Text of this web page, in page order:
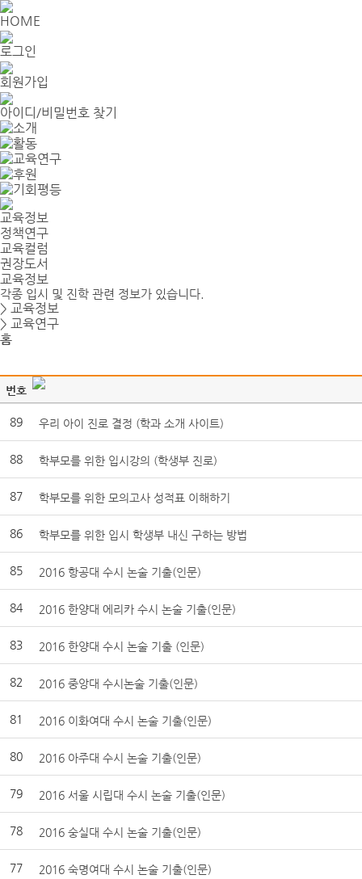
HOME
로그인
회원가입
아이디/비밀번호 찾기
교육정보
정책연구
교육컬럼
권장도서
교육정보
각종 입시 및 진학 관련 정보가 있습니다.
> 교육정보
> 교육연구
홈
번호
89 우리 아이 진로 결정 (학과 소개 사이트)
88 학부모를 위한 입시강의 (학생부 진로)
87 학부모를 위한 모의고사 성적표 이해하기
86 학부모를 위한 입시 학생부 내신 구하는 방법
85 2016 항공대 수시 논술 기출(인문)
84 2016 한양대 에리카 수시 논술 기출(인문)
83 2016 한양대 수시 논술 기출 (인문)
82 2016 중앙대 수시논술 기출(인문)
81 2016 이화여대 수시 논술 기출(인문)
80 2016 아주대 수시 논술 기출(인문)
79 2016 서울 시립대 수시 논술 기출(인문)
78 2016 숭실대 수시 논술 기출(인문)
77 2016 숙명여대 수시 논술 기출(인문)